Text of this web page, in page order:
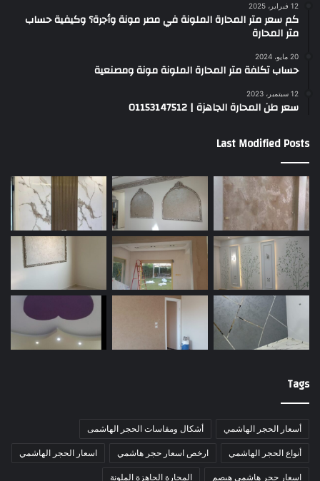
12 فبراير، 2025
كم سعر متر المحارة الملونة في مصر مونة وأجرة؟ وكيفية حساب
متر المحارة
20 مايو، 2024
حساب تكلفة متر المحارة الملونة مونة ومصنعية
12 سبتمبر، 2023
سعر طن المحارة الجاهزة | 01153147512
Last Modified Posts
Tags
أسعار الحجر الهاشمي أشكال ومقاسات الحجر الهاشمى
أنواع الحجر الهاشمي ارخص اسعار حجر هاشمي اسعار الحجر الهاشمي
اسعار حجر هاشمى هيصم المحارة الجاهزة الملونة